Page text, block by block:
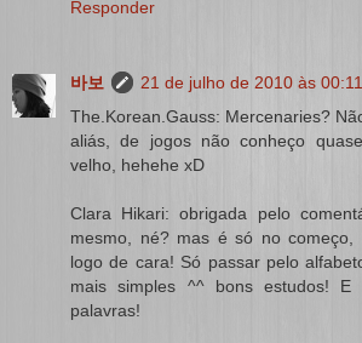
Responder
바보
21 de julho de 2010 às 00:11
The.Korean.Gauss: Mercenaries?
aliás, de jogos não conheço
velho, hehehe xD
Clara Hikari: obrigada pelo
mesmo, né? mas é só no começo,
logo de cara! Só passar pelo
mais simples ^^ bons estudos! E
palavras!